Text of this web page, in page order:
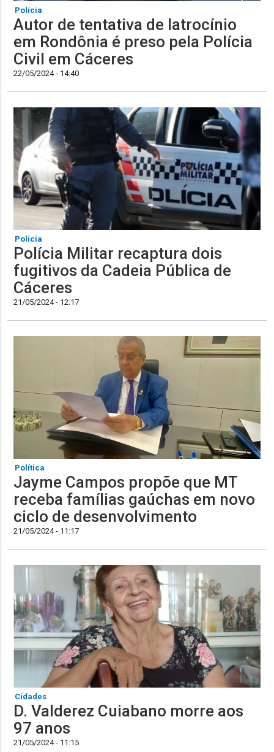
Polícia
Autor de tentativa de latrocínio
em Rondônia é preso pela Polícia
Civil em Cáceres
22/05/2024 - 14:40
Polícia
Polícia Militar recaptura dois
fugitivos da Cadeia Pública de
Cáceres
21/05/2024 - 12:17
Política
Jayme Campos propõe que MT
receba famílias gaúchas em novo
ciclo de desenvolvimento
21/05/2024 - 11:17
Cidades
D. Valderez Cuiabano morre aos
97 anos
21/05/2024 - 11:15